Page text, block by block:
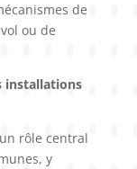
de
ou de
installations
rôle central
y